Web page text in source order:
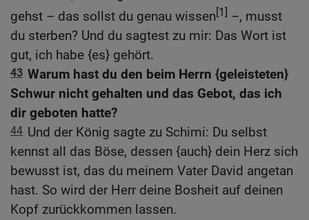
gehst – das sollst du genau wissen[1] –, musst
du sterben? Und du sagtest zu mir: Das Wort ist
gut, ich habe {es} gehört.
43 Warum hast du den beim Herrn {geleisteten}
Schwur nicht gehalten und das Gebot, das ich
dir geboten hatte?
44 Und der König sagte zu Schimi: Du selbst
kennst all das Böse, dessen {auch} dein Herz sich
bewusst ist, das du meinem Vater David angetan
hast. So wird der Herr deine Bosheit auf deinen
Kopf zurückkommen lassen.